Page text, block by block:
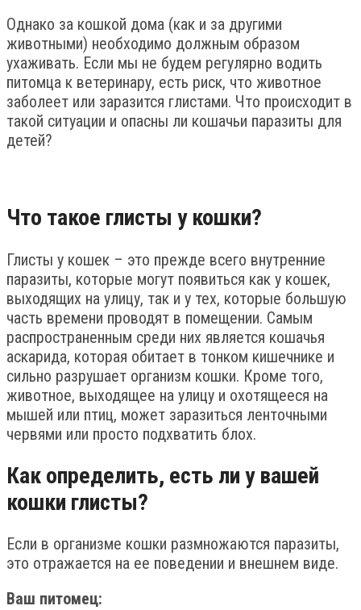
Однако за кошкой дома (как и за другими
животными) необходимо должным образом
ухаживать. Если мы не будем регулярно водить
питомца к ветеринару, есть риск, что животное
заболеет или заразится глистами. Что происходит в
такой ситуации и опасны ли кошачьи паразиты для
детей?
Что такое глисты у кошки?
Глисты у кошек – это прежде всего внутренние
паразиты, которые могут появиться как у кошек,
выходящих на улицу, так и у тех, которые большую
часть времени проводят в помещении. Самым
распространенным среди них является кошачья
аскарида, которая обитает в тонком кишечнике и
сильно разрушает организм кошки. Кроме того,
животное, выходящее на улицу и охотящееся на
мышей или птиц, может заразиться ленточными
червями или просто подхватить блох.
Как определить, есть ли у вашей
кошки глисты?
Если в организме кошки размножаются паразиты,
это отражается на ее поведении и внешнем виде.
Ваш питомец: